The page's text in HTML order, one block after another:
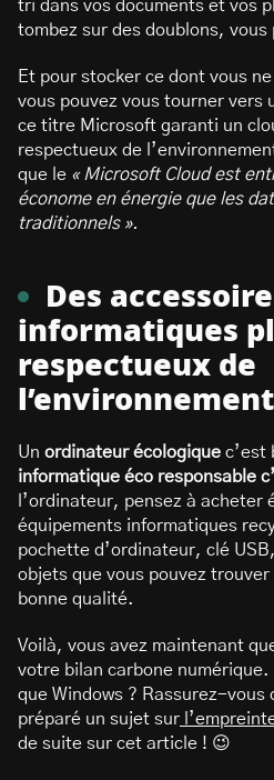
tri dans vos documents et vos
tombez sur des doublons, vous
Et pour stocker ce dont vous
vous pouvez vous tourner vers
ce titre Microsoft garanti un
respectueux de
que le « Microsoft Cloud est
économe en énergie que les
traditionnels ».
Des
informatiques
respectueux de
l’environnement
Un ordinateur écologique c’est
informatique éco responsable
l’ordinateur, pensez à acheter
équipements informatiques
pochette d’ordinateur, clé
objets que vous pouvez
bonne qualité.
Voilà, vous avez maintenant
votre bilan carbone
que Windows ? Rassurez-vous
préparé un sujet sur
de suite sur cet article ! 😉